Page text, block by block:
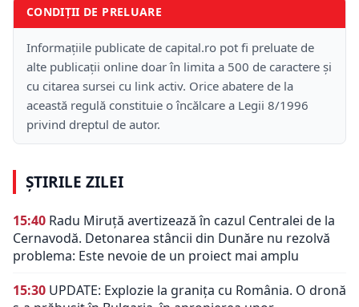
CONDIȚII DE PRELUARE
Informațiile publicate de capital.ro pot fi preluate de
alte publicații online doar în limita a 500 de caractere și
cu citarea sursei cu link activ. Orice abatere de la
această regulă constituie o încălcare a Legii 8/1996
privind dreptul de autor.
ȘTIRILE ZILEI
15:40 Radu Miruță avertizează în cazul Centralei de la
Cernavodă. Detonarea stâncii din Dunăre nu rezolvă
problema: Este nevoie de un proiect mai amplu
15:30 UPDATE: Explozie la granița cu România. O dronă